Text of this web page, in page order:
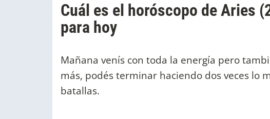
Cuál es el horóscopo de Aries
para hoy
Mañana venís con toda la energía pero
más, podés terminar haciendo dos veces lo
batallas.